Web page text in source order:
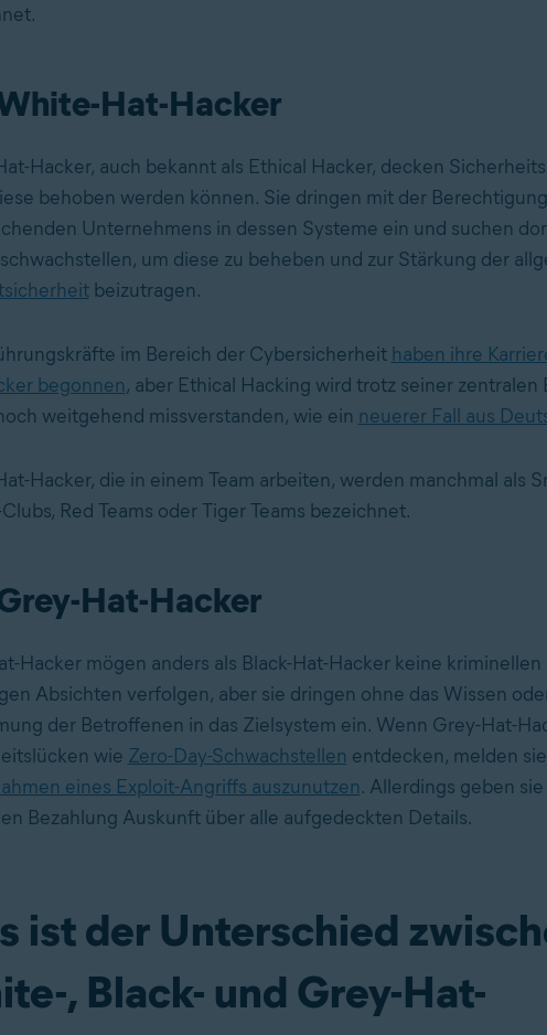
Hat-Hacker
Hacker, auch bekannt als Ethical Hacker, decken
behoben werden können. Sie dringen mit der
Unternehmens in dessen Systeme ein und suchen
um diese zu beheben und zur Stärkung der
beizutragen.
im Bereich der Cybersicherheit haben ihre
begonnen, aber Ethical Hacking wird trotz seiner zentralen
weitgehend missverstanden, wie ein neuerer Fall aus
Hacker, die in einem Team arbeiten, werden manchmal als
Red Teams oder Tiger Teams bezeichnet.
Hat-Hacker
Hacker mögen anders als Black-Hat-Hacker keine kriminellen
Absichten verfolgen, aber sie dringen ohne das Wissen
der Betroffenen in das Zielsystem ein. Wenn Grey-Hat-
wie Zero-Day-Schwachstellen entdecken, melden
eines Exploit-Angriffs auszunutzen. Allerdings geben
Bezahlung Auskunft über alle aufgedeckten Details.
ist der Unterschied
, Black- und Grey-Hat-